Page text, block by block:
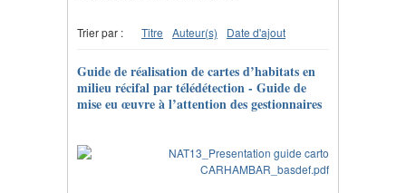
Trier par : Titre Auteur(s) Date d'ajout
Guide de réalisation de cartes d’habitats en
milieu récifal par télédétection - Guide de
mise eu œuvre à l’attention des gestionnaires